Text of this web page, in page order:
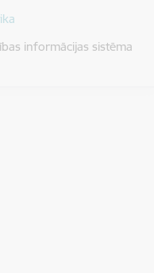
informācijas sistēma